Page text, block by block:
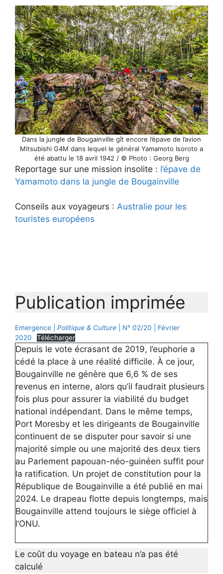
Dans la jungle de Bougainville gît encore l’épave de l’avion
Mitsubishi G4M dans lequel le général Yamamoto Isoroto a
été abattu le 18 avril 1942 / © Photo : Georg Berg
Reportage sur une mission insolite : l’épave de
Yamamoto dans la jungle de Bougainville
Conseils aux voyageurs : Australie pour les
touristes européens
Publication imprimée
Emergence | Politique & Culture | N° 02/20 | Février
2020
Télécharger
Depuis le vote écrasant de 2019, l’euphorie a
cédé la place à une réalité difficile. À ce jour,
Bougainville ne génère que 6,6 % de ses
revenus en interne, alors qu’il faudrait plusieurs
fois plus pour assurer la viabilité du budget
national indépendant. Dans le même temps,
Port Moresby et les dirigeants de Bougainville
continuent de se disputer pour savoir si une
majorité simple ou une majorité des deux tiers
au Parlement papouan-néo-guinéen suffit pour
la ratification. Un projet de constitution pour la
République de Bougainville a été publié en mai
2024. Le drapeau flotte depuis longtemps, mais
Bougainville attend toujours le siège officiel à
l’ONU.
Le coût du voyage en bateau n’a pas été
calculé